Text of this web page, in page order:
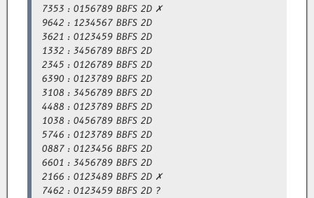
7353 : 0156789 BBFS 2D ✗
9642 : 1234567 BBFS 2D
3621 : 0123459 BBFS 2D
1332 : 3456789 BBFS 2D
2345 : 0126789 BBFS 2D
6390 : 0123789 BBFS 2D
3108 : 3456789 BBFS 2D
4488 : 0123789 BBFS 2D
1038 : 0456789 BBFS 2D
5746 : 0123789 BBFS 2D
0887 : 0123456 BBFS 2D
6601 : 3456789 BBFS 2D
2166 : 0123489 BBFS 2D ✗
7462 : 0123459 BBFS 2D ?